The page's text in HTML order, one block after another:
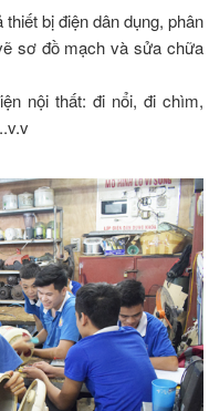
bị điện dân dụng, phân
sơ đồ mạch và sửa chữa
nội thất: đi nổi, đi chìm,